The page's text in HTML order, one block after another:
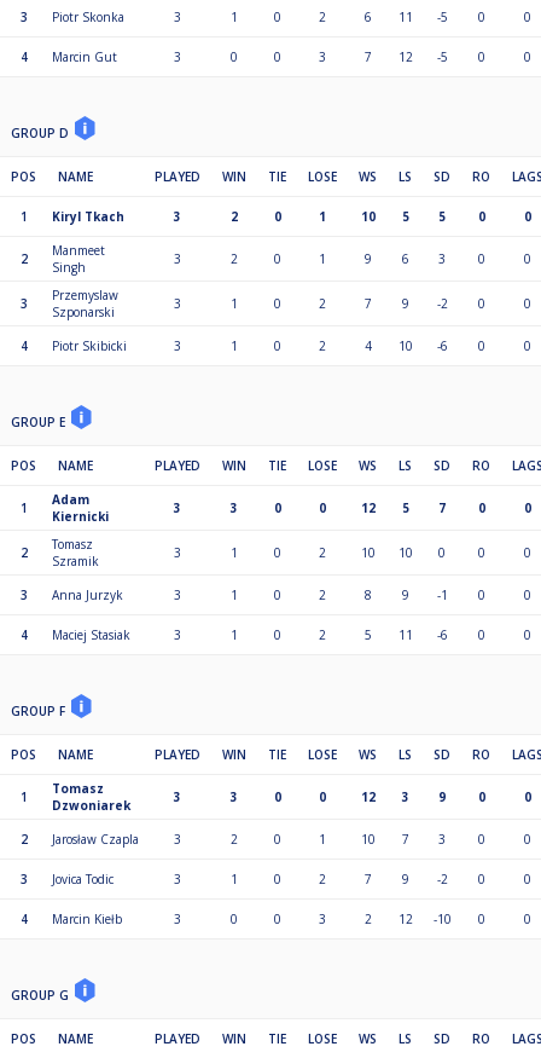
3 Piotr Skonka 3 1 0 2 6 11 -5 0 0
4 Marcin Gut 3 0 0 3 7 12 -5 0 0
GROUP D
POS NAME PLAYED WIN TIE LOSE WS LS SD RO
1 Kiryl Tkach 3 2 0 1 10 5 5 0 0
2
Manmeet
Singh
3 2 0 1 9 6 3 0 0
3
Przemyslaw
Szponarski
3 1 0 2 7 9 -2 0 0
4 Piotr Skibicki 3 1 0 2 4 10 -6 0 0
GROUP E
POS NAME PLAYED WIN TIE LOSE WS LS SD RO
1
Adam
Kiernicki
3 3 0 0 12 5 7 0 0
2
Tomasz
Szramik
3 1 0 2 10 10 0 0 0
3 Anna Jurzyk 3 1 0 2 8 9 -1 0 0
4 Maciej Stasiak 3 1 0 2 5 11 -6 0 0
GROUP F
POS NAME PLAYED WIN TIE LOSE WS LS SD RO
1
Tomasz
Dzwoniarek
3 3 0 0 12 3 9 0 0
2 Jarosław Czapla 3 2 0 1 10 7 3 0 0
3 Jovica Todic 3 1 0 2 7 9 -2 0 0
4 Marcin Kiełb 3 0 0 3 2 12 -10 0 0
GROUP G
POS NAME PLAYED WIN TIE LOSE WS LS SD RO